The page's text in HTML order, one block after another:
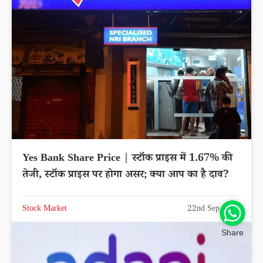
Yes Bank Share Price | स्टॉक प्राइस में 1.67% की
तेजी, स्टॉक प्राइस पर होगा असर; क्या आप का है दाव?
Stock Market 22nd Sep 2025
Share